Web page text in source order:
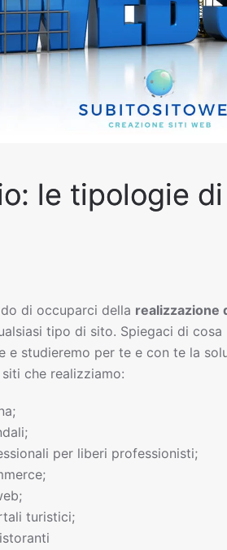
le tipologie
di occuparci della realizzazione
tipo di sito. Spiegaci di
e studieremo per te e con te la
che realizziamo:
per liberi professionisti;
turistici;